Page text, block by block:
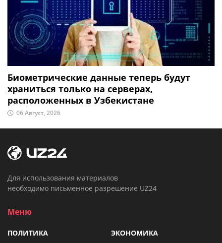
Биометрические данные теперь будут
храниться только на серверах,
расположенных в Узбекистане
06 Август, 2026
Для использования материалов
необходимо письменное разрешение UZ24
Меню
ПОЛИТИКА
ЭКОНОМИКА